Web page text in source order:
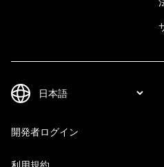
開発者ログイン
利用規約